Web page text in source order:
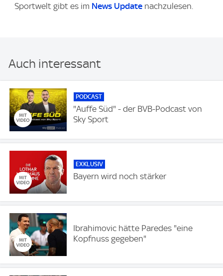
Sportwelt gibt es im News Update nachzulesen.
Auch interessant
PODCAST
"Auffe Süd" - der BVB-Podcast von
Sky Sport
EXKLUSIV
Bayern wird noch stärker
Ibrahimovic hätte Paredes "eine
Kopfnuss gegeben"